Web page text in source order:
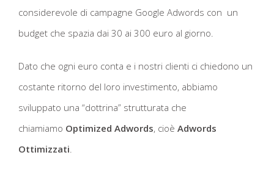
considerevole di campagne Google Adwords con un
budget che spazia dai 30 ai 300 euro al giorno.
Dato che ogni euro conta e i nostri clienti ci chiedono un
costante ritorno del loro investimento, abbiamo
sviluppato una “dottrina” strutturata che
chiamiamo Optimized Adwords, cioè Adwords
Ottimizzati.